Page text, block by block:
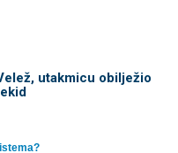
utakmicu obilježio